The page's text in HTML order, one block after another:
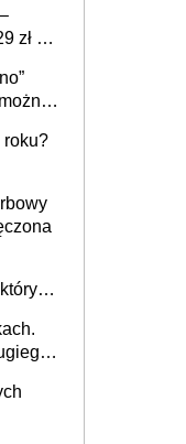
zł za
roku?